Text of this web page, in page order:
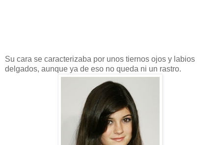
Su cara se caracterizaba por unos tiernos ojos y labios
delgados, aunque ya de eso no queda ni un rastro.